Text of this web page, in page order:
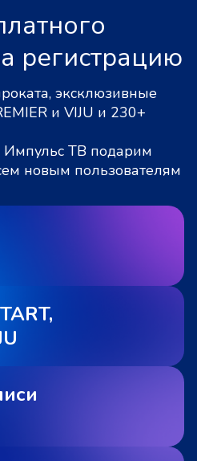
регистрацию
эксклюзивные
и VIJU и 230+
Импульс ТВ подарим
новым пользователям